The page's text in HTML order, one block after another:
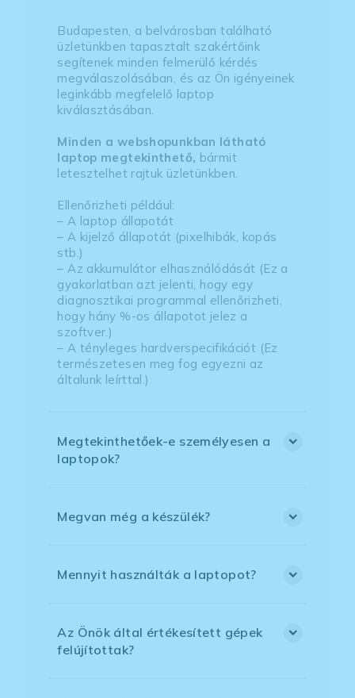
Budapesten, a belvárosban található
üzletünkben tapasztalt szakértőink
segítenek minden felmerülő kérdés
megválaszolásában, és az Ön igényeinek
leginkább megfelelő laptop
kiválasztásában.
Minden a webshopunkban látható
laptop megtekinthető, bármit
letesztelhet rajtuk üzletünkben.
Ellenőrizheti például:
– A laptop állapotát
– A kijelző állapotát (pixelhibák, kopás
stb.)
– Az akkumulátor elhasználódását (Ez a
gyakorlatban azt jelenti, hogy egy
diagnosztikai programmal ellenőrizheti,
hogy hány %-os állapotot jelez a
szoftver.)
– A tényleges hardverspecifikációt (Ez
természetesen meg fog egyezni az
általunk leírttal.)
Megtekinthetőek-e személyesen a
laptopok?
Megvan még a készülék?
Mennyit használták a laptopot?
Az Önök által értékesített gépek
felújítottak?